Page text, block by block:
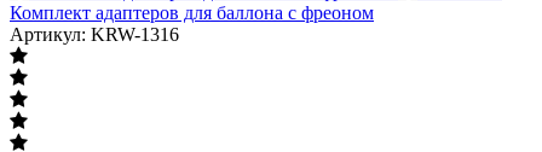
Комплект адаптеров для баллона с фреоном
Артикул: KRW-1316